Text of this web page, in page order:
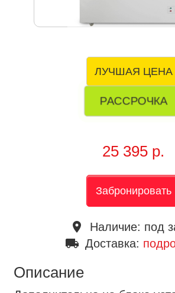
ЛУЧШАЯ ЦЕНА
РАССРОЧКА
25 395 р.
Забронировать
place Наличие: под
local_shipping Доставка:
Описание